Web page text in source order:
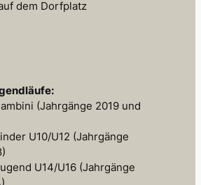
dem Dorfplatz
(Jahrgänge 2019 und
U10/U12 (Jahrgänge
U14/U16 (Jahrgänge